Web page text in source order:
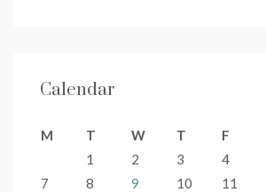
Calendar
M T W T F
1
2 3 4
7
8 9 10 11